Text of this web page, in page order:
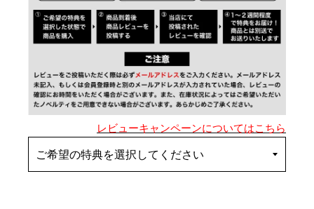
レビューキャンペーンについてはこちら